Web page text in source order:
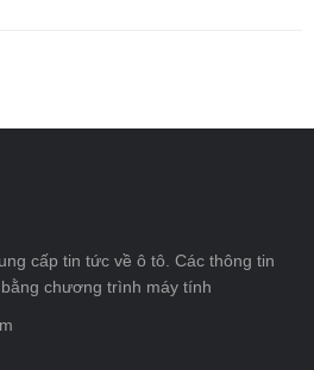
cấp tin tức về ô tô. Các thông tin
chương trình máy tính